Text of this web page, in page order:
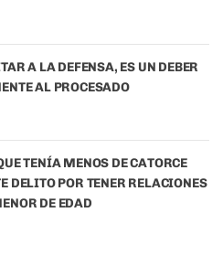
A LA DEFENSA, ES UN DEBER
AL PROCESADO
TENÍA MENOS DE CATORCE
DELITO POR TENER RELACIONES
DE EDAD